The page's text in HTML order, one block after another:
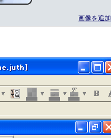
画像を追加